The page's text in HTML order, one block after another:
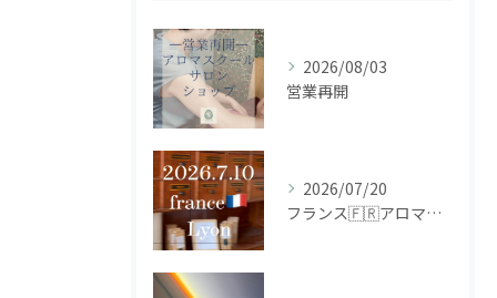
2026/08/03
営業再開
2026/07/20
フランス🇫🇷アロマ研修ツアー𝗱𝗮𝘆𝟮